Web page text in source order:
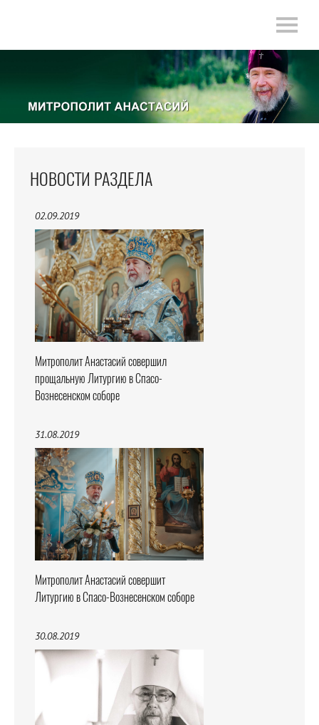
НОВОСТИ РАЗДЕЛА
02.09.2019
Митрополит Анастасий совершил
прощальную Литургию в Спасо-
Вознесенском соборе
31.08.2019
Митрополит Анастасий совершит
Литургию в Спасо-Вознесенском соборе
30.08.2019